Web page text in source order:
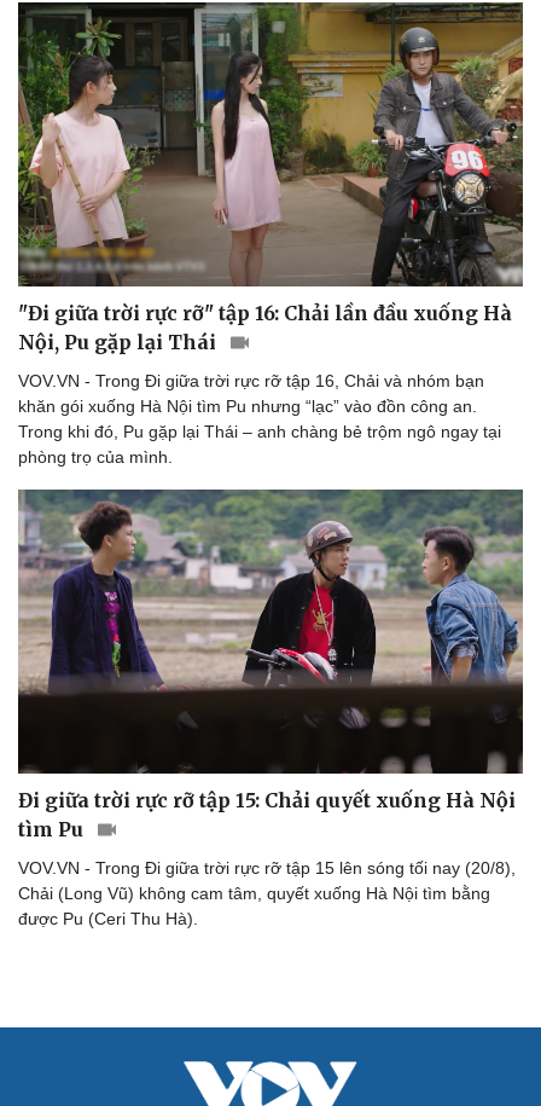
Du lịch
Tư vấn
Săn Tour
Podcast
Câu chuyện thời sự
Kể chuyện cho bé
Hạt giống tâm hồn
"Đi giữa trời rực rỡ" tập 16: Chải lần đầu xuống Hà
Nội, Pu gặp lại Thái
VOV.VN - Trong Đi giữa trời rực rỡ tập 16, Chải và nhóm bạn
khăn gói xuống Hà Nội tìm Pu nhưng “lạc” vào đồn công an.
Trong khi đó, Pu gặp lại Thái – anh chàng bẻ trộm ngô ngay tại
phòng trọ của mình.
Đi giữa trời rực rỡ tập 15: Chải quyết xuống Hà Nội
tìm Pu
VOV.VN - Trong Đi giữa trời rực rỡ tập 15 lên sóng tối nay (20/8),
Chải (Long Vũ) không cam tâm, quyết xuống Hà Nội tìm bằng
được Pu (Ceri Thu Hà).